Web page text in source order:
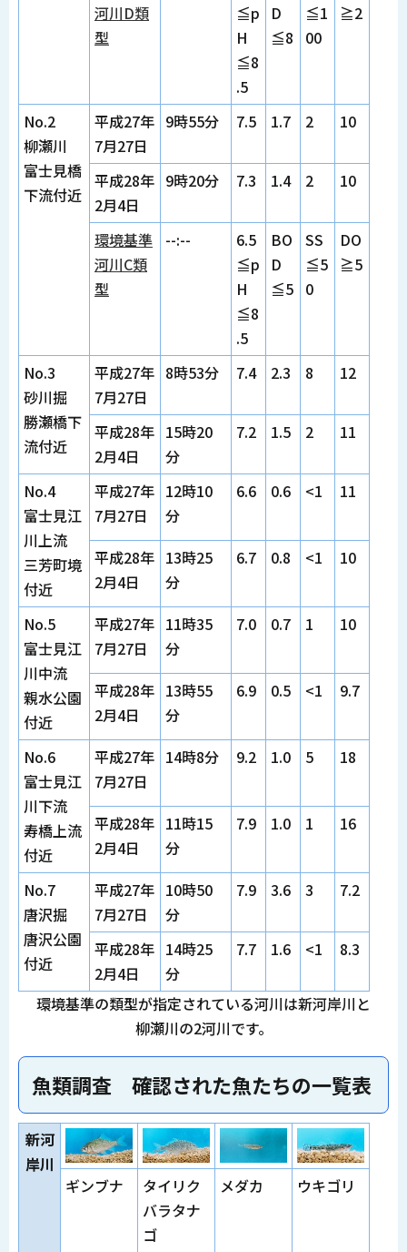
河川D類
型
≦p
H
≦8
.5
D
≦8
≦1
00
≧2
No.2
柳瀬川
富士見橋
下流付近
平成27年
7月27日
9時55分 7.5 1.7 2 10
平成28年
2月4日
9時20分 7.3 1.4 2 10
環境基準
河川C類
型
--:--
6.5
≦p
H
≦8
.5
BO
D
≦5
SS
≦5
0
DO
≧5
No.3
砂川掘
勝瀬橋下
流付近
平成27年
7月27日
8時53分 7.4 2.3 8 12
平成28年
2月4日
15時20
分
7.2 1.5 2 11
No.4
富士見江
川上流
三芳町境
付近
平成27年
7月27日
12時10
分
6.6 0.6 <1 11
平成28年
2月4日
13時25
分
6.7 0.8 <1 10
No.5
富士見江
川中流
親水公園
付近
平成27年
7月27日
11時35
分
7.0 0.7 1 10
平成28年
2月4日
13時55
分
6.9 0.5 <1 9.7
No.6
富士見江
川下流
寿橋上流
付近
平成27年
7月27日
14時8分 9.2 1.0 5 18
平成28年
2月4日
11時15
分
7.9 1.0 1 16
No.7
唐沢掘
唐沢公園
付近
平成27年
7月27日
10時50
分
7.9 3.6 3 7.2
平成28年
2月4日
14時25
分
7.7 1.6 <1 8.3
環境基準の類型が指定されている河川は新河岸川と
柳瀬川の2河川です。
魚類調査 確認された魚たちの一覧表
新河
岸川
ギンブナ
タイリク
バラタナ
ゴ
メダカ ウキゴリ